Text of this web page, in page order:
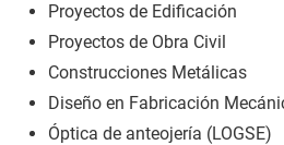
Proyectos de Edificación
Proyectos de Obra Civil
Construcciones Metálicas
Diseño en Fabricación
Óptica de anteojería (LOGSE)